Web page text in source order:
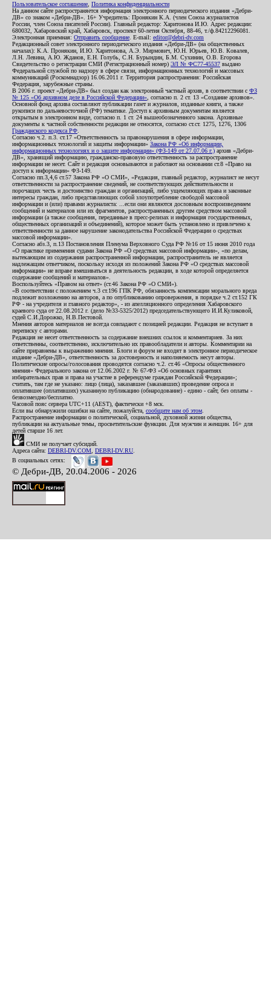
Пользовательское соглашение Политика конфиденциальности
На данном сайте распространяется информация электронного периодического издания «Дебри-
ДВ» со знаком «Дебри-ДВ». 16+ Учредитель: Пронякин К.А. (член Союза журналистов
России, член Союза писателей России). Главный редактор: Харитонова И.Ю. Адрес редакции:
680032, Хабаровский край, Хабаровск, проспект 60-летия Октября, 88-46, т./ф.84212296081.
Электронная приемная: Отправить сообщение . E-mail: editor@debri-dv.com
Редакционный совет электронного периодического издания «Дебри-ДВ» (на общественных
началах): К.А. Пронякин, И.Ю. Харитонова, А.Э. Мирмович, Ю.Н. Юрьев, Ю.В. Ковалев,
Л.Н. Левина, А.Ю. Жданов, Е.Н. Голубь, С.Н. Бурындин, Б.М. Сухинин, О.В. Егорова
Свидетельство о регистрации СМИ (Регистрационный номер) ЭЛ № ФС77-45537 выдано
Федеральной службой по надзору в сфере связи, информационных технологий и массовых
коммуникаций (Роскомнадзор) 16.06.2011 г. Территория распространения: Российская
Федерация, зарубежные страны.
В 2006 г. проект «Дебри-ДВ» был создан как электронный частный архив, в соответствии с ФЗ
№ 125 «Об архивном деле в Российской Федерации» , согласно п. 2 ст. 13 «Создание архивов».
Основной фонд архива составляют публикации газет и журналов, изданные книги, а также
рукописи по дальневосточной (РФ) тематике. Доступ к архивным документам является
открытым в электронном виде, согласно п. 1 ст. 24 вышеобозначенного закона. Архивные
документы к частной собственности редакции не относятся, согласно ст.ст. 1275, 1276, 1306
Гражданского кодекса РФ
Согласно ч.2. п.3. ст.17 «Ответственность за правонарушения в сфере информации,
информационных технологий и защиты информации» Закона РФ «Об информации,
информационных технологиях и о защите информации» (ФЗ-149 от 27.07.06 г.) архив «Дебри-
ДВ», хранящий информацию, гражданско-правовую ответственность за распространение
информации не несет. Сайт и редакция основываются и работают на основании ст.8 «Право на
доступ к информации» ФЗ-149.
Согласно пп.3,4,6 ст.57 Закона РФ «О СМИ», «Редакция, главный редактор, журналист не несут
ответственности за распространение сведений, не соответствующих действительности и
порочащих честь и достоинство граждан и организаций, либо ущемляющих права и законные
интересы граждан, либо представляющих собой злоупотребление свободой массовой
информации и (или) правами журналиста: ...если они являются дословным воспроизведением
сообщений и материалов или их фрагментов, распространенных другим средством массовой
информации (а также сообщения, переданные в пресс-релизах и информация государственных,
общественных организаций и объединений), которое может быть установлено и привлечено к
ответственности за данное нарушение законодательства Российской Федерации о средствах
массовой информации».
Согласно абз.3, п.13 Постановления Пленума Верховного Суда РФ №16 от 15 июня 2010 года
«О практике применения судами Закона РФ «О средствах массовой информации», «по делам,
вытекающим из содержания распространенной информации, распространитель не является
надлежащим ответчиком, поскольку исходя из положений Закона РФ «О средствах массовой
информации» не вправе вмешиваться в деятельность редакции, в ходе которой определяется
содержание сообщений и материалов».
Воспользуйтесь «Правом на ответ» (ст.46 Закона РФ «О СМИ»).
«В соответствии с положением ч.3 ст.196 ГПК РФ, обязанность компенсации морального вреда
подлежит возложению на авторов, а по опубликованию опровержения, в порядке ч.2 ст.152 ГК
РФ - на учредителя и главного редактор», - из апелляционного определения Хабаровского
краевого суда от 22.08.2012 г. (дело №33-5325/2012) председательствующего И.И.Куликовой,
судей С.И.Дорожко, Н.В.Пестовой.
Мнения авторов материалов не всегда совпадают с позицией редакции. Редакция не вступает в
переписку с авторами.
Редакция не несет ответственность за содержание внешних ссылок и комментариев. За них
ответственны, соответственно, исключительно их правообладатели и авторы. Комментарии на
сайте приравнены к выражению мнения. Блоги и форум не входят в электронное периодическое
издание «Дебри-ДВ», ответственность за достоверность и наполняемость несут авторы.
Политические опросы/голосования проводятся согласно ч.2. ст.46 «Опросы общественного
мнения» Федерального закона от 12.06.2002 г. № 67-ФЗ «Об основных гарантиях
избирательных прав и права на участие в референдуме граждан Российской Федерации»;
считать, там где не указано: лицо (лица), заказавшее (заказавших) проведение опроса и
оплатившее (оплативших) указанную публикацию (обнародование) - едино - сайт, без оплаты -
безвозмездно/бесплатно.
Часовой пояс сервера UTC+11 (AEST), фактически +8 мск.
Если вы обнаружили ошибки на сайте, пожалуйста, сообщите нам об этом
Распространение информации о политической, социальной, духовной жизни общества,
публикации на актуальные темы, просветительские функции. Для мужчин и женщин. 16+ для
детей старше 16 лет.
СМИ не получает субсидий.
Адреса сайта: DEBRI-DV.COM DEBRI-DV.RU
В социальных сетях:
© Дебри-ДВ, 20.04.2006 - 2026